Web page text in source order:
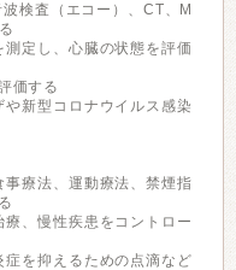
検査（エコー）、CT、M
定し、心臓の状態を評価
価する
新型コロナウイルス感染
事療法、運動療法、禁煙指
、慢性疾患をコントロー
症を抑えるための点滴など